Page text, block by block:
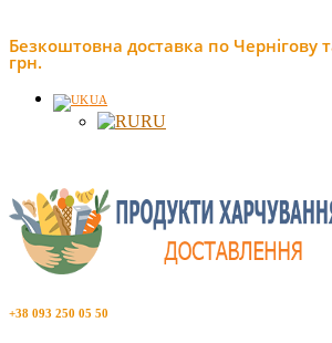
Безкоштовна доставка по Чернігову
грн.
UA
RU
+38 093 250 05 50